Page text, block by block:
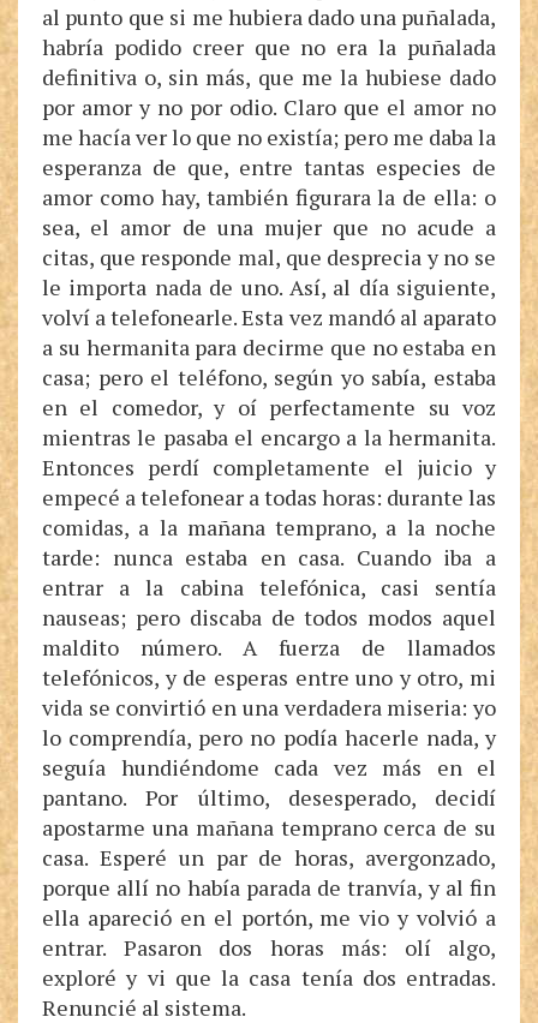
al punto que si me hubiera dado una puñalada,
habría podido creer que no era la puñalada
definitiva o, sin más, que me la hubiese dado
por amor y no por odio. Claro que el amor no
me hacía ver lo que no existía; pero me daba la
esperanza de que, entre tantas especies de
amor como hay, también figurara la de ella: o
sea, el amor de una mujer que no acude a
citas, que responde mal, que desprecia y no se
le importa nada de uno. Así, al día siguiente,
volví a telefonearle. Esta vez mandó al aparato
a su hermanita para decirme que no estaba en
casa; pero el teléfono, según yo sabía, estaba
en el comedor, y oí perfectamente su voz
mientras le pasaba el encargo a la hermanita.
Entonces perdí completamente el juicio y
empecé a telefonear a todas horas: durante las
comidas, a la mañana temprano, a la noche
tarde: nunca estaba en casa. Cuando iba a
entrar a la cabina telefónica, casi sentía
nauseas; pero discaba de todos modos aquel
maldito número. A fuerza de llamados
telefónicos, y de esperas entre uno y otro, mi
vida se convirtió en una verdadera miseria: yo
lo comprendía, pero no podía hacerle nada, y
seguía hundiéndome cada vez más en el
pantano. Por último, desesperado, decidí
apostarme una mañana temprano cerca de su
casa. Esperé un par de horas, avergonzado,
porque allí no había parada de tranvía, y al fin
ella apareció en el portón, me vio y volvió a
entrar. Pasaron dos horas más: olí algo,
exploré y vi que la casa tenía dos entradas.
Renuncié al sistema.